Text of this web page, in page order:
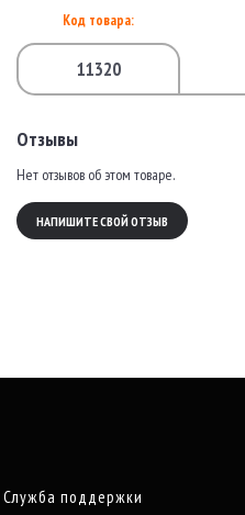
Код товара:
11320
Отзывы
Нет отзывов об этом товаре.
НАПИШИТЕ СВОЙ ОТЗЫВ
Служба поддержки